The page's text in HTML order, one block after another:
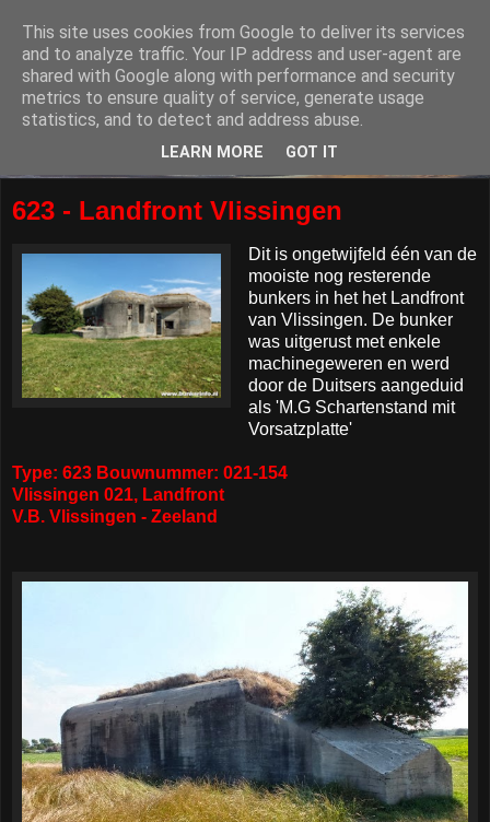
623 - Landfront Vlissingen
Dit is ongetwijfeld één van de
mooiste nog resterende
bunkers in het het Landfront
van Vlissingen. De bunker
was uitgerust met enkele
machinegeweren en werd
door de Duitsers aangeduid
als 'M.G Schartenstand mit
Vorsatzplatte'
Type: 623 Bouwnummer: 021-154
Vlissingen 021, Landfront
V.B. Vlissingen - Zeeland
This site uses cookies from Google to deliver its services
and to analyze traffic. Your IP address and user-agent are
shared with Google along with performance and security
metrics to ensure quality of service, generate usage
statistics, and to detect and address abuse.
LEARN MORE GOT IT